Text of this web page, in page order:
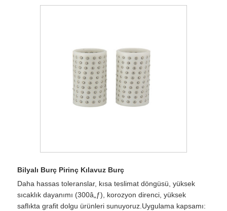
Bilyalı Burç Pirinç Kılavuz Burç
Daha hassas toleranslar, kısa teslimat döngüsü, yüksek
sıcaklık dayanımı (300â„ƒ), korozyon direnci, yüksek
saflıkta grafit dolgu ürünleri sunuyoruz.Uygulama kapsamı: